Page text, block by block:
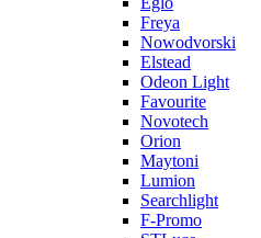
Freya
Nowodvorski
Elstead
Odeon Light
Favourite
Novotech
Orion
Maytoni
Lumion
Searchlight
F-Promo